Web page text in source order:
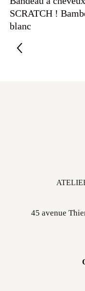
SCRATCH !
blanc
45 avenue